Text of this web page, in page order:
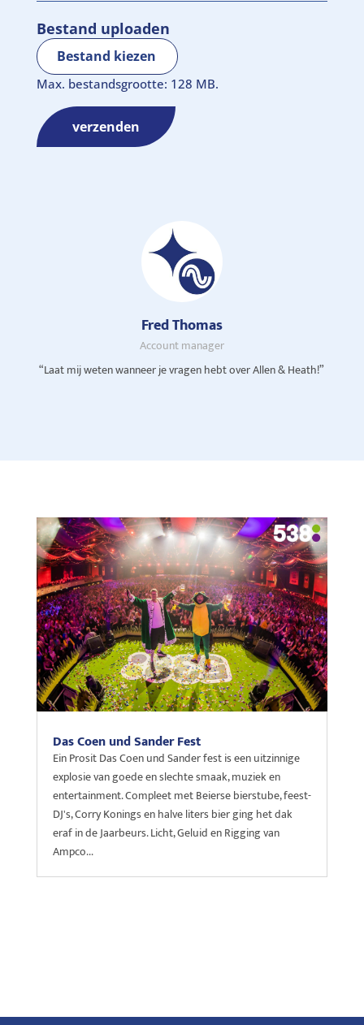
Bestand kiezen
Max. bestandsgrootte: 128 MB.
Bestand uploaden
verzenden
Fred Thomas
Account manager
“Laat mij weten wanneer je vragen hebt over Allen & Heath!”
Das Coen und Sander Fest
Ein Prosit Das Coen und Sander fest is een uitzinnige
explosie van goede en slechte smaak, muziek en
entertainment. Compleet met Beierse bierstube, feest-
DJ's, Corry Konings en halve liters bier ging het dak
eraf in de Jaarbeurs. Licht, Geluid en Rigging van
Ampco...